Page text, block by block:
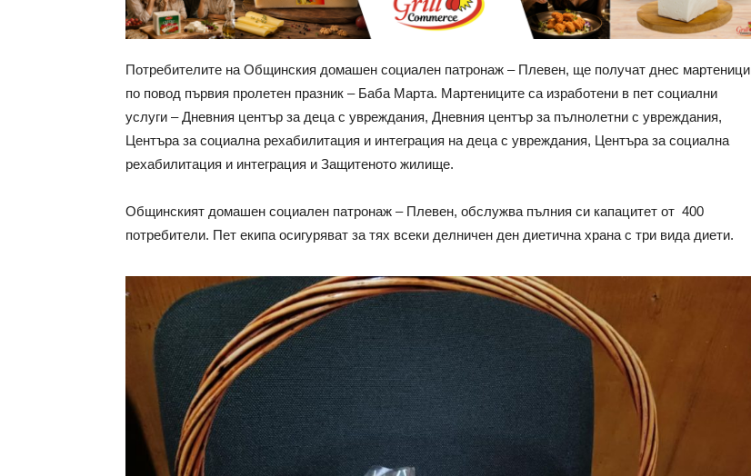
Потребителите на Общинския домашен социален патронаж – Плевен, ще получат днес мартеници
по повод първия пролетен празник – Баба Марта. Мартениците са изработени в пет социални
услуги – Дневния център за деца с увреждания, Дневния център за пълнолетни с увреждания,
Центъра за социална рехабилитация и интеграция на деца с увреждания, Центъра за социална
рехабилитация и интеграция и Защитеното жилище.
Общинският домашен социален патронаж – Плевен, обслужва пълния си капацитет от 400
потребители. Пет екипа осигуряват за тях всеки делничен ден диетична храна с три вида диети.